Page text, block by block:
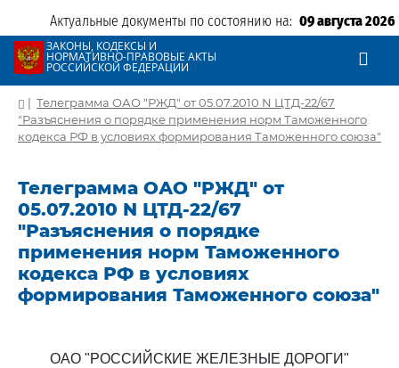
Актуальные документы по состоянию на: 09 августа 2026
ЗАКОНЫ, КОДЕКСЫ И
НОРМАТИВНО-ПРАВОВЫЕ АКТЫ
РОССИЙСКОЙ ФЕДЕРАЦИИ
| Телеграмма ОАО "РЖД" от 05.07.2010 N ЦТД-22/67
"Разъяснения о порядке применения норм Таможенного
кодекса РФ в условиях формирования Таможенного союза"
Телеграмма ОАО "РЖД" от
05.07.2010 N ЦТД-22/67
"Разъяснения о порядке
применения норм Таможенного
кодекса РФ в условиях
формирования Таможенного союза"
ОАО "РОССИЙСКИЕ ЖЕЛЕЗНЫЕ ДОРОГИ"